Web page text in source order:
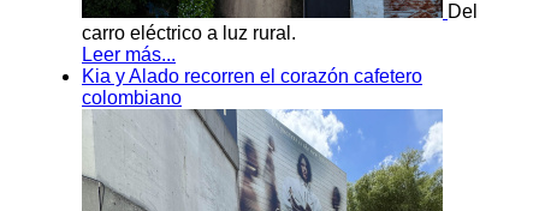
Del
carro eléctrico a luz rural.
Leer más...
Kia y Alado recorren el corazón cafetero
colombiano